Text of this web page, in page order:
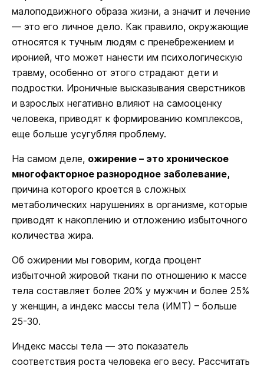
малоподвижного образа жизни, а значит и лечение
— это его личное дело. Как правило, окружающие
относятся к тучным людям с пренебрежением и
иронией, что может нанести им психологическую
травму, особенно от этого страдают дети и
подростки. Ироничные высказывания сверстников
и взрослых негативно влияют на самооценку
человека, приводят к формированию комплексов,
еще больше усугубляя проблему.
На самом деле, ожирение – это хроническое
многофакторное разнородное заболевание,
причина которого кроется в сложных
метаболических нарушениях в организме, которые
приводят к накоплению и отложению избыточного
количества жира.
Об ожирении мы говорим, когда процент
избыточной жировой ткани по отношению к массе
тела составляет более 20% у мужчин и более 25%
у женщин, а индекс массы тела (ИМТ) – больше
25-30.
Индекс массы тела — это показатель
соответствия роста человека его весу. Рассчитать